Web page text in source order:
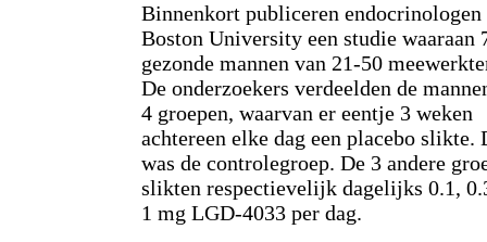
Binnenkort publiceren endocrinologen
Boston University een studie waaraan
gezonde mannen van 21-50
De onderzoekers verdeelden de
4 groepen, waarvan er eentje 3 weken
achtereen elke dag een placebo slikte.
was de controlegroep. De 3 andere
slikten respectievelijk dagelijks 0.1,
1 mg LGD-4033 per dag.